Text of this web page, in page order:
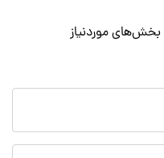
بخش‌های موردنیاز